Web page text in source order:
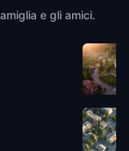
e gli amici.